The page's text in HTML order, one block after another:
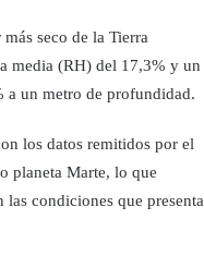
seco de la Tierra
media (RH) del 17,3% y un
a un metro de profundidad.
los datos remitidos por el
planeta Marte, lo que
las condiciones que presenta